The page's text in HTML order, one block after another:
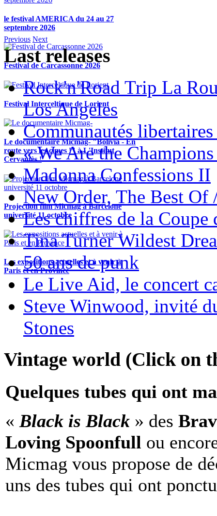
le festival AMERICA du 24 au 27
septembre 2026
Festival de Carcassonne 2026
Festival Interceltique de Lorient
Le documentaire Micmag- "Bolivia - En
route vers les cimes !" à L'Institut
Cervantès !
Projection film Micmag à Barcelone
université 11 octobre
Les expositions actuelles et à venir à
Paris et en Province
Previous Next
Last releases
Rock'n'Road Trip La
Los Angeles
Communautés libertaires
« We Are the
Madonna Confessions II
New Order, The Best Of
Les chiffres de la Coupe
Tina Turner Wildest
50 ans de punk
Le Live Aid, le concert
Steve Winwood, invité
Stones
Vintage world (Click on
Quelques tubes qui ont
« Black is Black » des
Loving Spoonfull ou
Micmag vous propose de
uns des tubes qui ont